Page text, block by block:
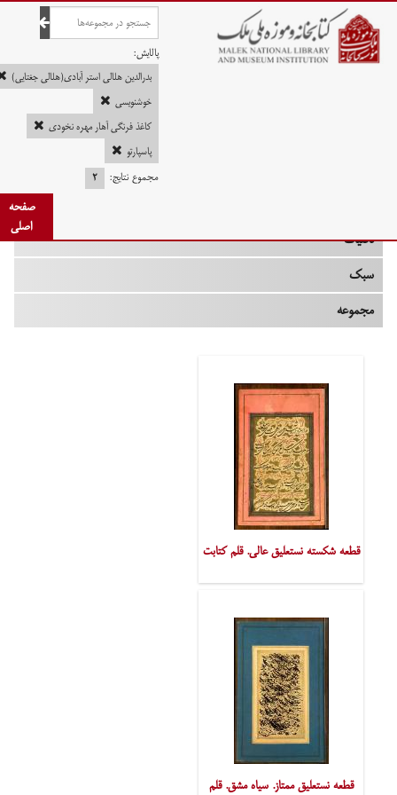
صفحه اصلی
پالایش:
بدرالدین هلالی استر آبادی(هلالی جغتایی)
خوشنویسی
کاغذ فرنگی آهار مهره نخودی
پاسپارتو
مجموع نتایج:
۲
صفحه
اصلی
تکنیک
سبک
مجموعه
قطعه شکسته نستعلیق عالی. قلم کتابت
قطعه نستعلیق ممتاز. سیاه مشق. قلم